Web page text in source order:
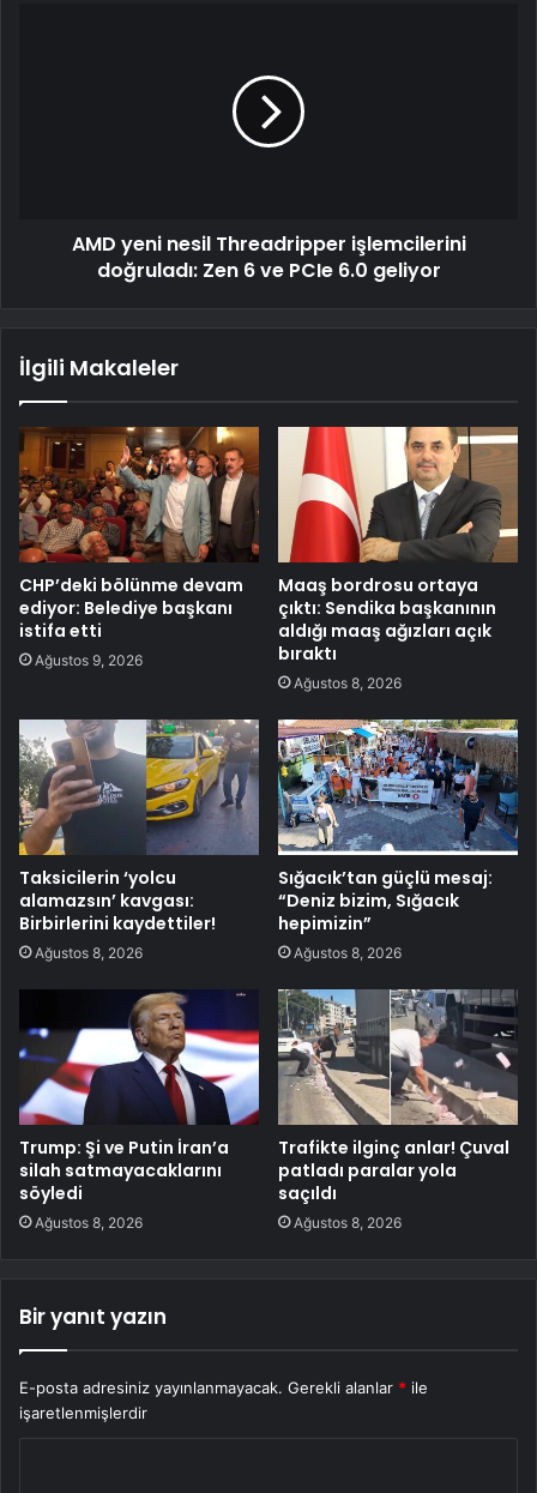
AMD yeni nesil Threadripper işlemcilerini
doğruladı: Zen 6 ve PCIe 6.0 geliyor
İlgili Makaleler
CHP’deki bölünme devam
ediyor: Belediye başkanı
istifa etti
Ağustos 9, 2026
Maaş bordrosu ortaya
çıktı: Sendika başkanının
aldığı maaş ağızları açık
bıraktı
Ağustos 8, 2026
Taksicilerin ‘yolcu
alamazsın’ kavgası:
Birbirlerini kaydettiler!
Ağustos 8, 2026
Sığacık’tan güçlü mesaj:
“Deniz bizim, Sığacık
hepimizin”
Ağustos 8, 2026
Trump: Şi ve Putin İran’a
silah satmayacaklarını
söyledi
Ağustos 8, 2026
Trafikte ilginç anlar! Çuval
patladı paralar yola
saçıldı
Ağustos 8, 2026
Bir yanıt yazın
E-posta adresiniz yayınlanmayacak. Gerekli alanlar * ile
işaretlenmişlerdir